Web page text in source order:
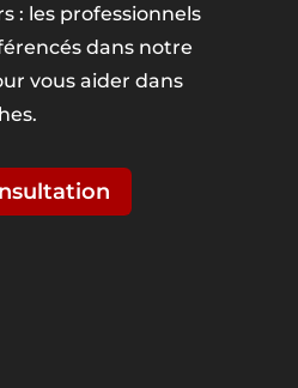
: les professionnels
dans notre
vous aider dans